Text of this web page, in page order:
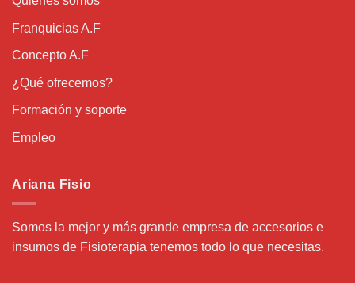
Franquicias A.F
Concepto A.F
¿Qué ofrecemos?
Formación y soporte
Empleo
Ariana Fisio
Somos la mejor y más grande empresa de accesorios e
insumos de Fisioterapia tenemos todo lo que necesitas.